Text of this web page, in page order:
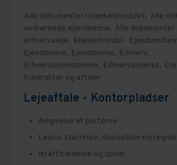
Alle dokumenter i blanketmodulet, Alle
vedrørende ejendomme, Alle dokumenter
erhvervsleje, Blanketmodul -
Ejendomme, Ejendomme, Erhverv,
Erhvervsejendomme, Erhvervslejeret,
Kontrakter og aftaler
Lejeaftale - Kontorpladser
Angivelse af parterne
Lejens størrelse, depositum og
Ikrafttrædelse og ophør